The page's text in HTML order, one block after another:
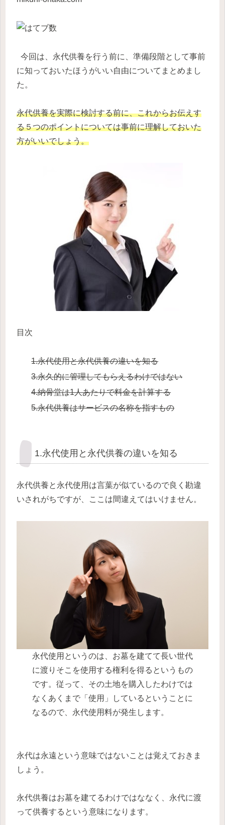
今回は、永代供養を行う前に、準備段階として事前
に知っておいたほうがいい自由についてまとめまし
た。
永代供養を実際に検討する前に、これからお伝えす
る５つのポイントについては事前に理解しておいた
方がいいでしょう。
目次
1.永代使用と永代供養の違いを知る
3.永久的に管理してもらえるわけではない
4.納骨堂は1人あたりで料金を計算する
5.永代供養はサービスの名称を指すもの
1.永代使用と永代供養の違いを知る
永代供養と永代使用は言葉が似ているので良く勘違
いされがちですが、ここは間違えてはいけません。
永代使用というのは、お墓を建てて長い世代
に渡りそこを使用する権利を得るというもの
です。従って、その土地を購入したわけでは
なくあくまで「使用」しているということに
なるので、永代使用料が発生します。
永代は永遠という意味ではないことは覚えておきま
しょう。
永代供養はお墓を建てるわけではななく、永代に渡
って供養するという意味になります。